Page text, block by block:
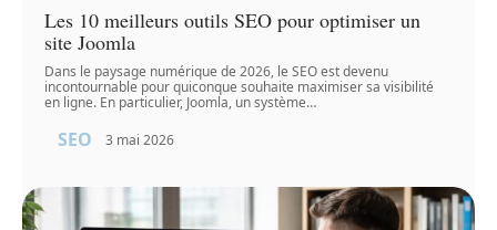
Les 10 meilleurs outils SEO pour optimiser un
site Joomla
Dans le paysage numérique de 2026, le SEO est devenu
incontournable pour quiconque souhaite maximiser sa visibilité
en ligne. En particulier, Joomla, un système…
SEO 3 mai 2026